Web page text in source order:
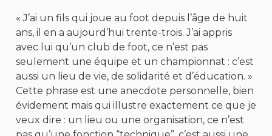
« J’ai un fils qui joue au foot depuis l’âge de huit
ans, il en a aujourd’hui trente-trois. J’ai appris
avec lui qu’un club de foot, ce n’est pas
seulement une équipe et un championnat : c’est
aussi un lieu de vie, de solidarité et d’éducation. »
Cette phrase est une anecdote personnelle, bien
évidement mais qui illustre exactement ce que je
veux dire : un lieu ou une organisation, ce n’est